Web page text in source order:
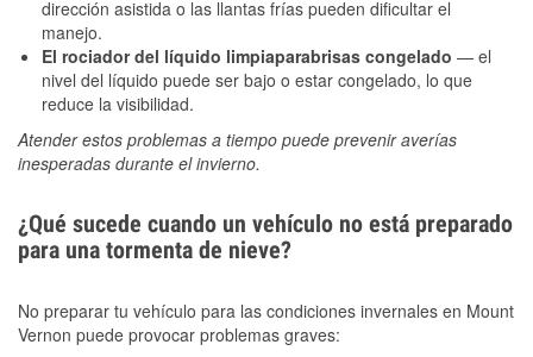
dirección asistida o las llantas frías pueden dificultar el
manejo.
El rociador del líquido limpiaparabrisas congelado — el
nivel del líquido puede ser bajo o estar congelado, lo que
reduce la visibilidad.
Atender estos problemas a tiempo puede prevenir averías
inesperadas durante el invierno.
¿Qué sucede cuando un vehículo no está preparado
para una tormenta de nieve?
No preparar tu vehículo para las condiciones invernales en Mount
Vernon puede provocar problemas graves: